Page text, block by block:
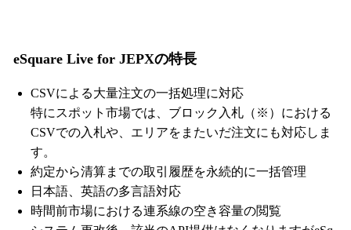
eSquare Live for JEPXの特長
CSVによる大量注文の一括処理に対応
特にスポット市場では、ブロック入札（※）における
CSVでの入札や、エリアをまたいだ注文にも対応しま
す。
約定から清算までの取引履歴を永続的に一括管理
日本語、英語の多言語対応
時間前市場における連系線の空き容量の閲覧